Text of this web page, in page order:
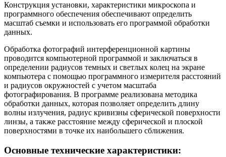
Конструкция установки, характеристики микроскопа и
программного обеспечения обеспечивают определить
масштаб съемки и использовать его программой обработки
данных.
Обработка фотографий интерференционной картины
проводится компьютерной программой и заключаться в
определении радиусов темных и светлых колец на экране
компьютера с помощью программного измерителя расстояний
и радиусов окружностей с учетом масштаба
фотографирования. В программе реализована методика
обработки данных, которая позволяет определить длину
волны излучения, радиус кривизны сферической поверхности
линзы, а также расстояние между сферической и плоской
поверхностями в точке их наибольшего сближения.
Основные технические характеристики: